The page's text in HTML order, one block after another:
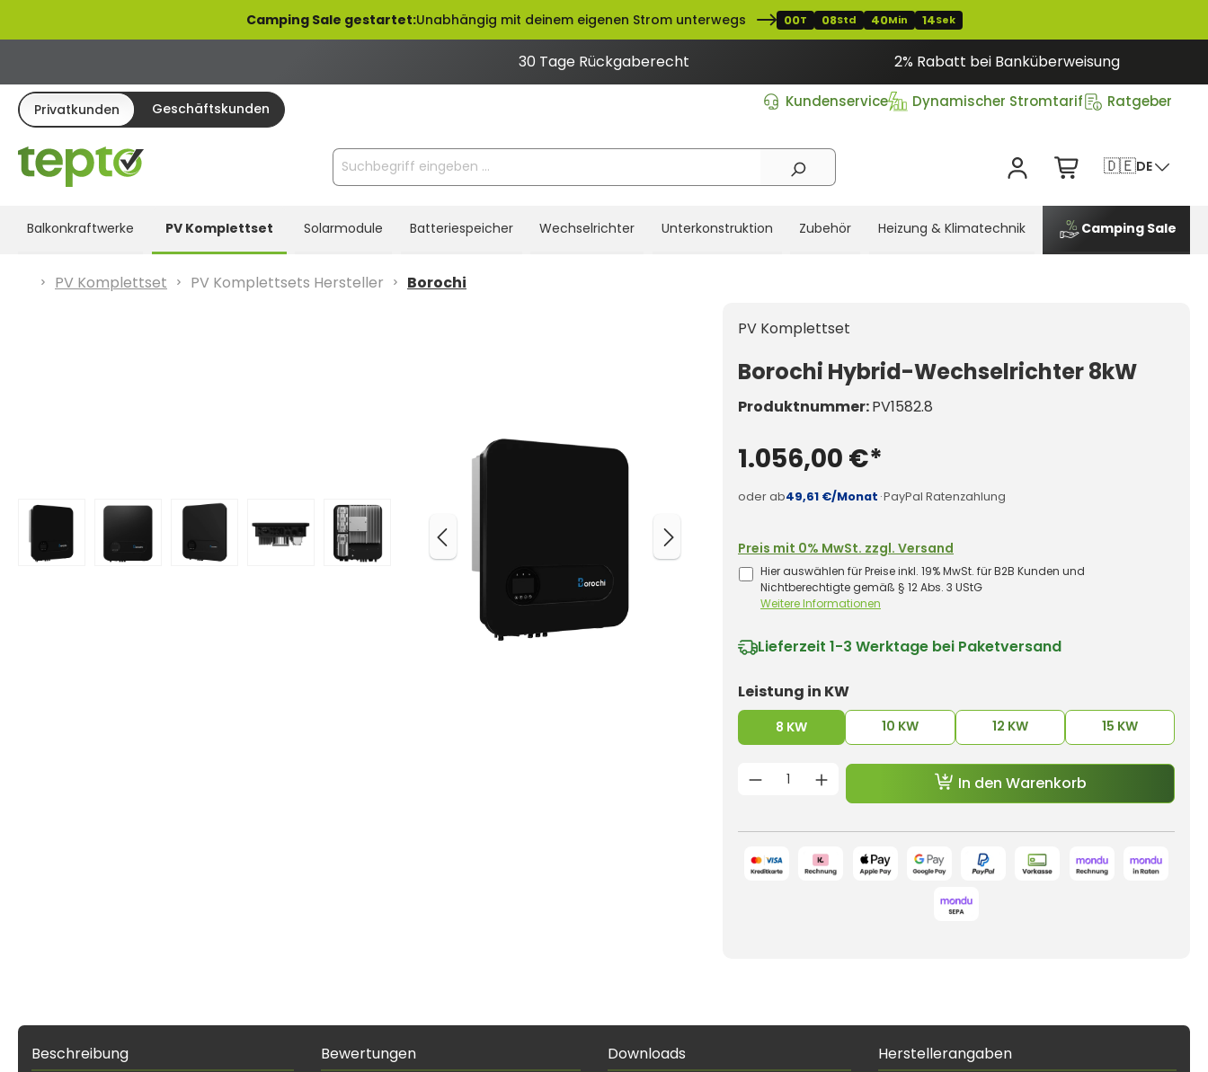
Zur Hauptnavigation springenCamping Sale gestartet:Unabhängig mit deinem eigenen Strom unterwegs 00T 08Std 40Min 13Sek
30 Tage Rückgaberecht 2% Rabatt bei Banküberweisung
Privatkunden Geschäftskunden Kundenservice Dynamischer Stromtarif Ratgeber
🇩🇪DE
Balkonkraftwerke PV Komplettset Solarmodule Batteriespeicher Wechselrichter Unterkonstruktion Zubehör Heizung & Klimatechnik Camping Sale
PV Komplettset PV Komplettsets Hersteller
Borochi
PV Komplettset
Borochi Hybrid-Wechselrichter 8kW
Produktnummer:PV1582.8
1.056,00 €*
oder ab49,61 €/Monat ·PayPal Ratenzahlung
Preis mit 0% MwSt. zzgl. Versand
Hier auswählen für Preise inkl. 19% MwSt. für B2B Kunden und
Nichtberechtigte gemäß § 12 Abs. 3 UStG
Weitere Informationen
Lieferzeit 1-3 Werktage bei Paketversand
Leistung in KWauswählen
8 KW 10 KW 12 KW 15 KW
Produkt Anzahl: Gib den gewünschten
In den Warenkorb
Beschreibung Bewertungen Downloads Herstellerangaben